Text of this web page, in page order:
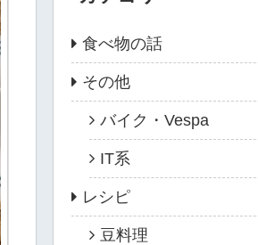
食べ物の話
その他
バイク・Vespa
IT系
レシピ
豆料理